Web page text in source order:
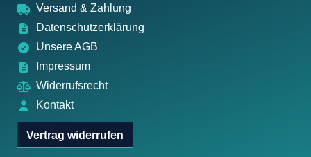
Versand & Zahlung
Datenschutzerklärung
Unsere AGB
Impressum
Widerrufsrecht
Kontakt
Vertrag widerrufen